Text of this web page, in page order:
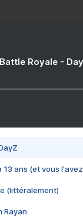
Royale -
13 ans (et vous
(littéralement)
Rayan